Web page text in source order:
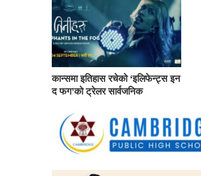
कान्समा इतिहास रचेको ‘इलिफेन्ट्स इन
द फग’को ट्रेलर सार्वजनिक